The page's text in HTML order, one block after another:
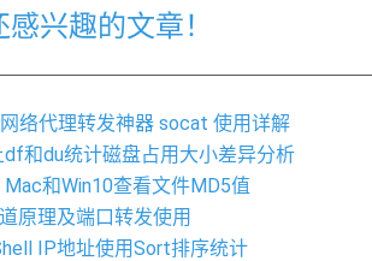
兴趣的文章！
络代理转发神器 socat 使用详解
df和du统计磁盘占用大小差异分析
Mac和Win10查看文件MD5值
原理及端口转发使用
IP地址使用Sort排序统计